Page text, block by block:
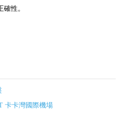
性。
卡卡灣國際機場